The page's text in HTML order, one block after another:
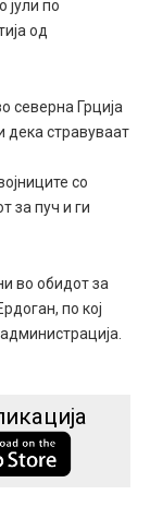
јули по
од
северна Грција
дека стравуваат
со
за пуч и ги
во обидот за
по кој